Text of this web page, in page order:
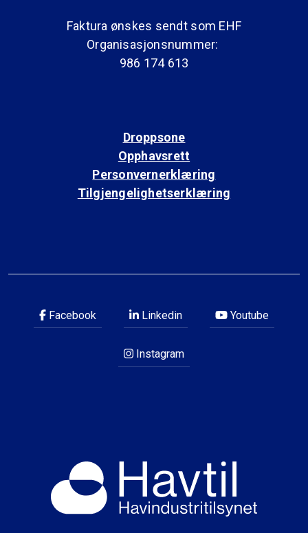
Faktura ønskes sendt som EHF
Organisasjonsnummer:
986 174 613
Droppsone
Opphavsrett
Personvernerklæring
Tilgjengelighetserklæring
Facebook Linkedin Youtube
Instagram